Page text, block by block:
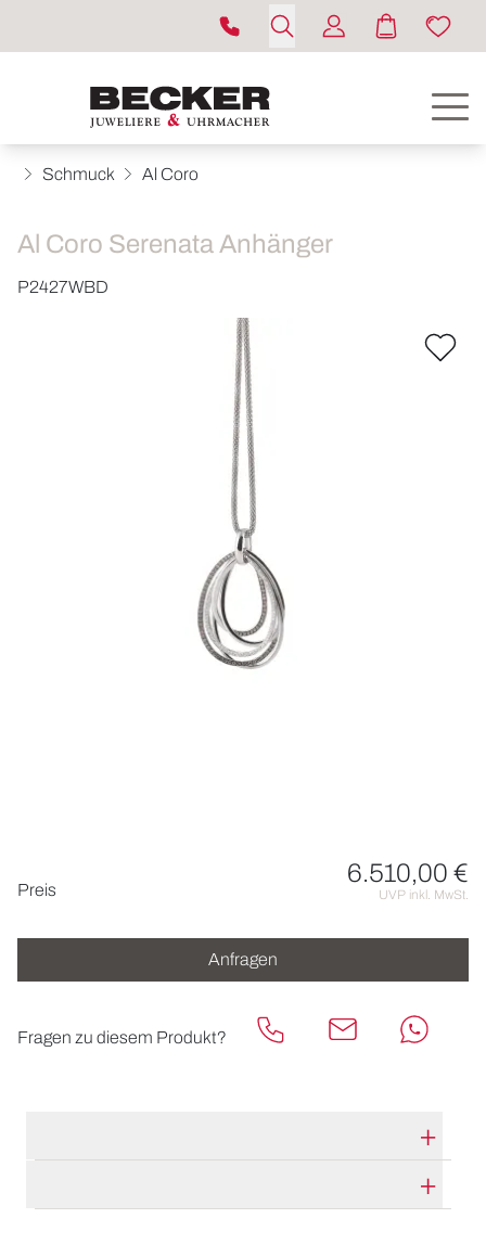
ROLEX
UHREN
SCHMUCK
HOCHZEIT
ACCESSOIRES
Schmuck Al Coro
Al Coro Serenata Anhänger
P2427WBD
Preis
6.510,00 €
UVP inkl. MwSt.
Anfragen
Fragen zu diesem Produkt?
HERSTELLERBESCHREIBUNG